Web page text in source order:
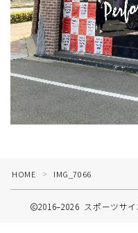
HOME ＞ IMG_7066
2016–2026 スポーツサイ